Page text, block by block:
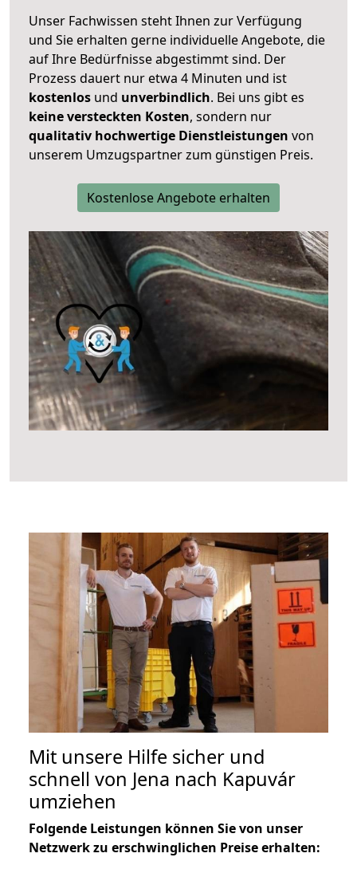
Unser Fachwissen steht Ihnen zur Verfügung
und Sie erhalten gerne individuelle Angebote, die
auf Ihre Bedürfnisse abgestimmt sind. Der
Prozess dauert nur etwa 4 Minuten und ist
kostenlos und unverbindlich. Bei uns gibt es
keine versteckten Kosten, sondern nur
qualitativ hochwertige Dienstleistungen von
unserem Umzugspartner zum günstigen Preis.
Kostenlose Angebote erhalten
Mit unsere Hilfe sicher und
schnell von Jena nach Kapuvár
umziehen
Folgende Leistungen können Sie von unser
Netzwerk zu erschwinglichen Preise erhalten: